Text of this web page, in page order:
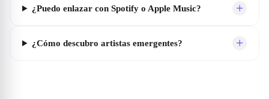
¿Puedo enlazar con Spotify o Apple Music? +
¿Cómo descubro artistas emergentes? +